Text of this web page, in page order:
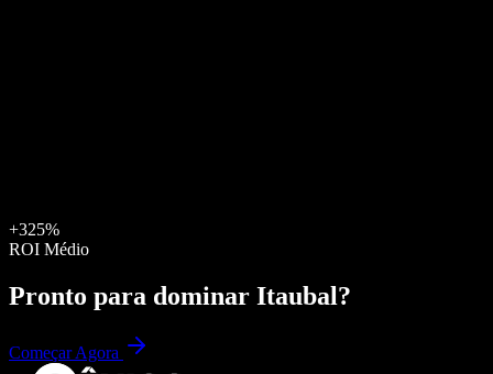
+325%
ROI Médio
Pronto para dominar Itaubal?
Começar Agora